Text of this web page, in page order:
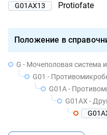
G01AX13 Protiofate
Положение в
G - Мочеполовая система
G01 - Противомикробные
G01A - Противомикробные
G01AX - Другие